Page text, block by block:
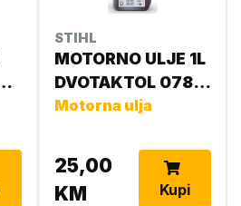
STIHL
MOTORNO ULJE 1L
DVOTAKTOL 0781
319 8410
Motorna ulja
25,00
KM
Kupi